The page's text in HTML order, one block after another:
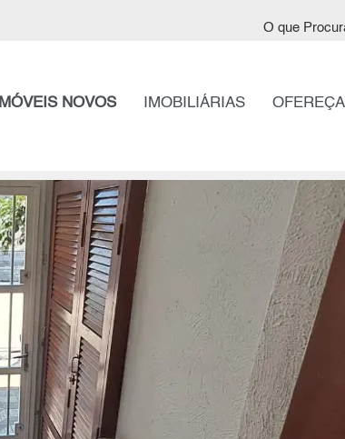
O que
IMÓVEIS NOVOS IMOBILIÁRIAS